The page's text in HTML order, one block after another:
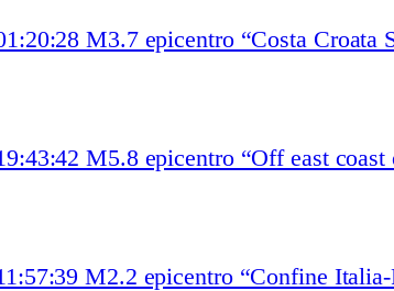
M3.7 epicentro “Costa
M5.8 epicentro “Off east coast
M2.2 epicentro “Confine